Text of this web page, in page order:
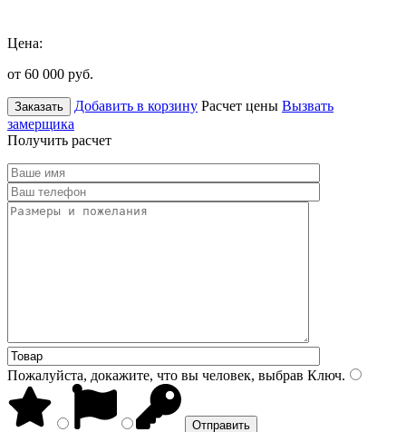
Цена:
от 60 000 руб.
Заказать Добавить в корзину Расчет цены Вызвать
замерщика
Получить расчет
Пожалуйста, докажите, что вы человек, выбрав Ключ.